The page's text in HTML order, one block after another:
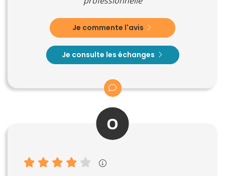
Je commente l'avis
Je consulte les échanges
O